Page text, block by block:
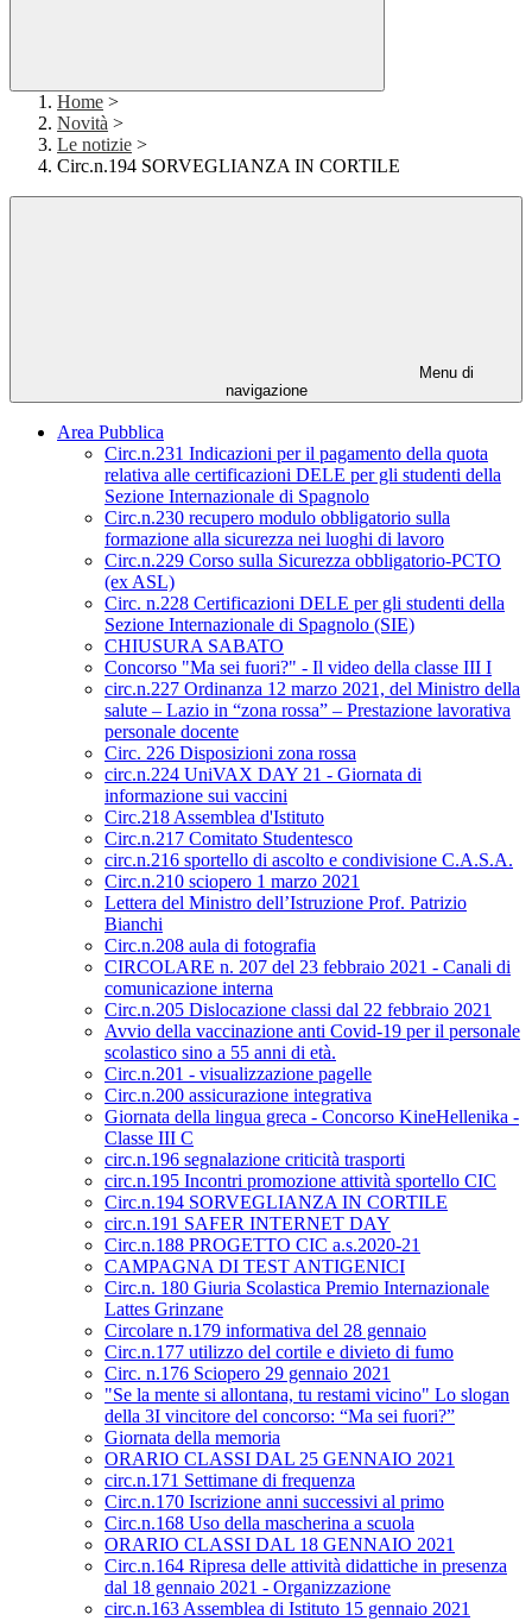
Home >
Novità >
Le notizie >
Circ.n.194 SORVEGLIANZA IN CORTILE
Menu di
navigazione
Area Pubblica
Circ.n.231 Indicazioni per il pagamento della quota
relativa alle certificazioni DELE per gli studenti della
Sezione Internazionale di Spagnolo
Circ.n.230 recupero modulo obbligatorio sulla
formazione alla sicurezza nei luoghi di lavoro
Circ.n.229 Corso sulla Sicurezza obbligatorio-PCTO
(ex ASL)
Circ. n.228 Certificazioni DELE per gli studenti della
Sezione Internazionale di Spagnolo (SIE)
CHIUSURA SABATO
Concorso "Ma sei fuori?" - Il video della classe III I
circ.n.227 Ordinanza 12 marzo 2021, del Ministro della
salute – Lazio in “zona rossa” – Prestazione lavorativa
personale docente
Circ. 226 Disposizioni zona rossa
circ.n.224 UniVAX DAY 21 - Giornata di
informazione sui vaccini
Circ.218 Assemblea d'Istituto
Circ.n.217 Comitato Studentesco
circ.n.216 sportello di ascolto e condivisione C.A.S.A.
Circ.n.210 sciopero 1 marzo 2021
Lettera del Ministro dell’Istruzione Prof. Patrizio
Bianchi
Circ.n.208 aula di fotografia
CIRCOLARE n. 207 del 23 febbraio 2021 - Canali di
comunicazione interna
Circ.n.205 Dislocazione classi dal 22 febbraio 2021
Avvio della vaccinazione anti Covid-19 per il personale
scolastico sino a 55 anni di età.
Circ.n.201 - visualizzazione pagelle
Circ.n.200 assicurazione integrativa
Giornata della lingua greca - Concorso KineHellenika -
Classe III C
circ.n.196 segnalazione criticità trasporti
circ.n.195 Incontri promozione attività sportello CIC
Circ.n.194 SORVEGLIANZA IN CORTILE
circ.n.191 SAFER INTERNET DAY
Circ.n.188 PROGETTO CIC a.s.2020-21
CAMPAGNA DI TEST ANTIGENICI
Circ.n. 180 Giuria Scolastica Premio Internazionale
Lattes Grinzane
Circolare n.179 informativa del 28 gennaio
Circ.n.177 utilizzo del cortile e divieto di fumo
Circ. n.176 Sciopero 29 gennaio 2021
"Se la mente si allontana, tu restami vicino" Lo slogan
della 3I vincitore del concorso: “Ma sei fuori?”
Giornata della memoria
ORARIO CLASSI DAL 25 GENNAIO 2021
circ.n.171 Settimane di frequenza
Circ.n.170 Iscrizione anni successivi al primo
Circ.n.168 Uso della mascherina a scuola
ORARIO CLASSI DAL 18 GENNAIO 2021
Circ.n.164 Ripresa delle attività didattiche in presenza
dal 18 gennaio 2021 - Organizzazione
circ.n.163 Assemblea di Istituto 15 gennaio 2021